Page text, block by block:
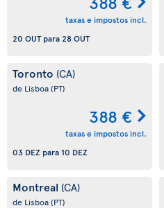
taxas e impostos incl.
20 OUTpara28 OUT
Toronto (CA)
de Lisboa(PT)
388 €
taxas e impostos incl.
03 DEZ para 10 DEZ
Montreal (CA)
de Lisboa(PT)